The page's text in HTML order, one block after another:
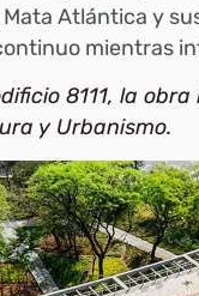
Atlántica y
mientras
8111, la
y Urbanismo.